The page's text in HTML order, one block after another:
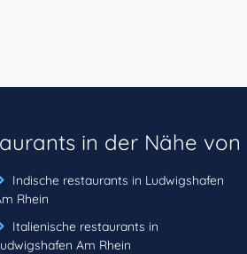
in der Nähe von
Indische restaurants in Ludwigshafen
Rhein
Italienische restaurants in
Am Rhein